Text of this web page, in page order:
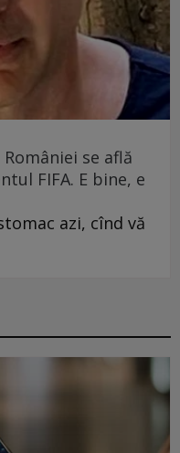
se află
FIFA. E bine, e
azi, cînd vă